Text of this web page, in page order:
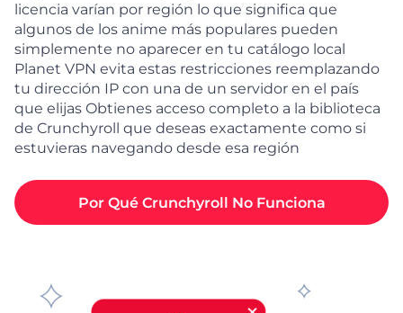
licencia varían por región lo que significa que
algunos de los anime más populares pueden
simplemente no aparecer en tu catálogo local
Planet VPN evita estas restricciones reemplazando
tu dirección IP con una de un servidor en el país
que elijas Obtienes acceso completo a la biblioteca
de Crunchyroll que deseas exactamente como si
estuvieras navegando desde esa región
Por Qué Crunchyroll No Funciona